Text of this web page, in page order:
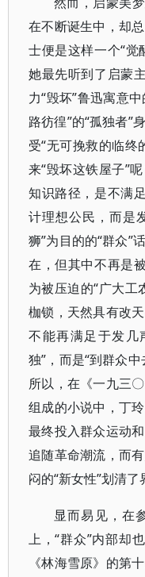
在不断诞生中，却
士便是这样一个“觉
她最先听到了启蒙
力“毁坏”鲁迅寓意
路彷徨”的“孤独者”
受“无可挽救的临终
来“毁坏这铁屋子”
知识路径，是不满
计理想公民，而是
狮”为目的的“群众”
在，但其中不再是
为被压迫的“广大工
枷锁，天然具有改
不能再满足于发几
独”，而是“到群众中
所以，在《一九三
组成的小说中，丁
最终投入群众运动
追随革命潮流，而
闷的“新女性”划清了
显而易见，在
上，“群众”内部却
《林海雪原》的第